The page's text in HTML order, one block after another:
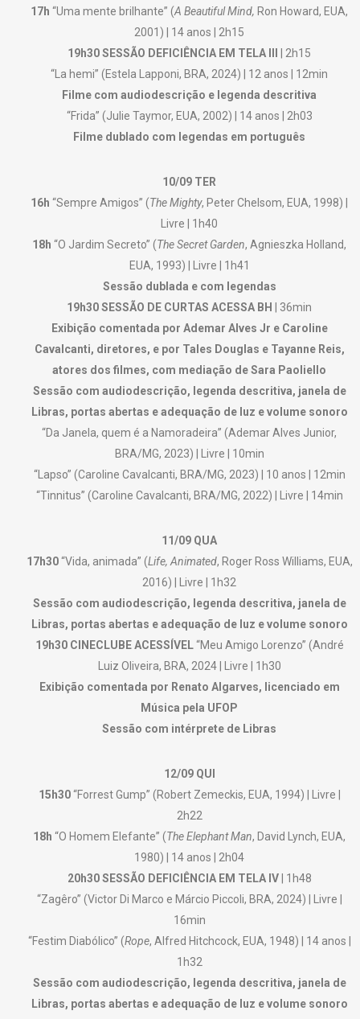
17h “Uma mente brilhante” (A Beautiful Mind, Ron Howard, EUA,
2001) | 14 anos | 2h15
19h30 SESSÃO DEFICIÊNCIA EM TELA III
| 2h15
“La hemi” (Estela Lapponi, BRA, 2024) | 12 anos | 12min
Filme com audiodescrição e legenda descritiva
“Frida” (Julie Taymor, EUA, 2002) | 14 anos | 2h03
Filme dublado com legendas em português
10/09 TER
16h “Sempre Amigos” (The Mighty, Peter Chelsom, EUA, 1998) |
Livre | 1h40
18h “O Jardim Secreto” (The Secret Garden, Agnieszka Holland,
EUA, 1993) | Livre | 1h41
Sessão dublada e com legendas
19h30 SESSÃO DE CURTAS ACESSA BH
| 36min
Exibição comentada por Ademar Alves Jr e Caroline
Cavalcanti, diretores, e por Tales Douglas e Tayanne Reis,
atores dos filmes, com mediação de Sara Paoliello
Sessão com audiodescrição, legenda descritiva, janela de
Libras, portas abertas e adequação de luz e volume sonoro
“Da Janela, quem é a Namoradeira” (Ademar Alves Junior,
BRA/MG, 2023) | Livre | 10min
“Lapso” (Caroline Cavalcanti, BRA/MG, 2023) | 10 anos | 12min
“Tinnitus” (Caroline Cavalcanti, BRA/MG, 2022) | Livre | 14min
11/09 QUA
17h30“Vida, animada” (Life, Animated, Roger Ross Williams, EUA,
2016) | Livre | 1h32
Sessão com audiodescrição, legenda descritiva, janela de
Libras, portas abertas e adequação de luz e volume sonoro
19h30 CINECLUBE ACESSÍVEL“Meu Amigo Lorenzo” (André
Luiz Oliveira, BRA, 2024 | Livre | 1h30
Exibição comentada por Renato Algarves, licenciado em
Música pela UFOP
Sessão com intérprete de Libras
12/09 QUI
15h30“Forrest Gump” (Robert Zemeckis, EUA, 1994) | Livre |
2h22
18h “O Homem Elefante” (The Elephant Man, David Lynch, EUA,
1980) | 14 anos | 2h04
20h30 SESSÃO DEFICIÊNCIA EM TELA IV| 1h48
“Zagêro” (Victor Di Marco e Márcio Piccoli, BRA, 2024) | Livre |
16min
“Festim Diabólico” (Rope, Alfred Hitchcock, EUA, 1948) | 14 anos |
1h32
Sessão com audiodescrição, legenda descritiva, janela de
Libras, portas abertas e adequação de luz e volume sonoro